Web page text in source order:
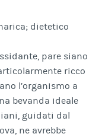
dietetico
pare siano
ricco
l’organismo a
bevanda ideale
guidati dal
ne avrebbe